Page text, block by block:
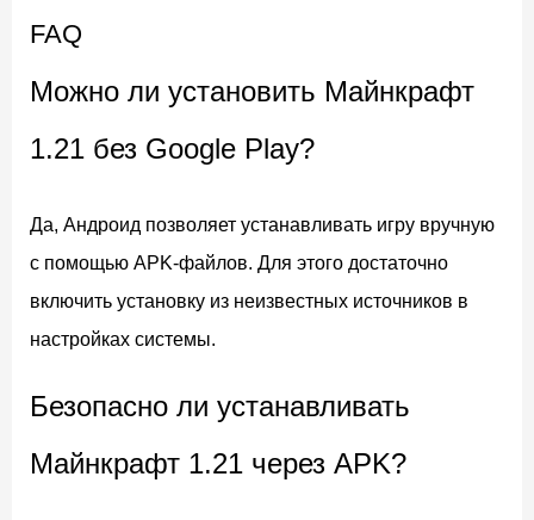
FAQ
Можно ли установить Майнкрафт
1.21 без Google Play?
Да, Андроид позволяет устанавливать игру вручную
с помощью APK-файлов. Для этого достаточно
включить установку из неизвестных источников в
настройках системы.
Безопасно ли устанавливать
Майнкрафт 1.21 через APK?